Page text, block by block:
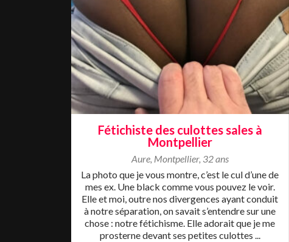
Fétichiste des culottes sales à
Montpellier
Aure, Montpellier, 32 ans
La photo que je vous montre, c’est le cul d’une de
mes ex. Une black comme vous pouvez le voir.
Elle et moi, outre nos divergences ayant conduit
à notre séparation, on savait s’entendre sur une
chose : notre fétichisme. Elle adorait que je me
prosterne devant ses petites culottes ...